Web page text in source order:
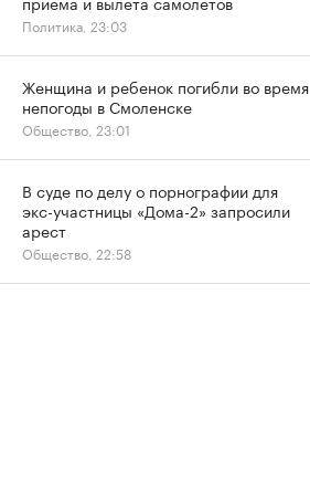
Политика, 23:03
Женщина и ребенок погибли во время
непогоды в Смоленске
Общество, 23:01
В суде по делу о порнографии для
экс-участницы «Дома-2» запросили
арест
Общество, 22:58